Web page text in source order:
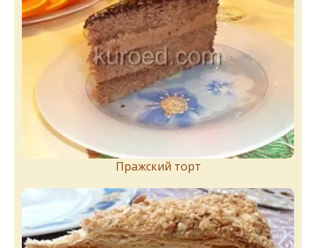
Пражский торт